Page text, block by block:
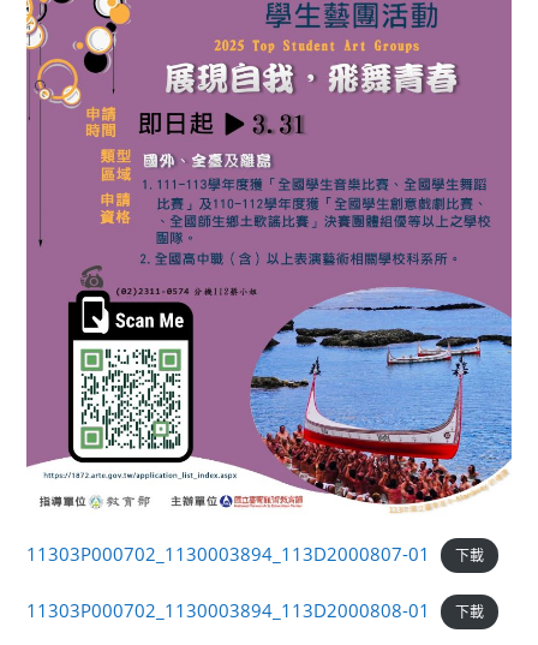
11303P000702_1130003894_113D2000807-01 下載
11303P000702_1130003894_113D2000808-01 下載